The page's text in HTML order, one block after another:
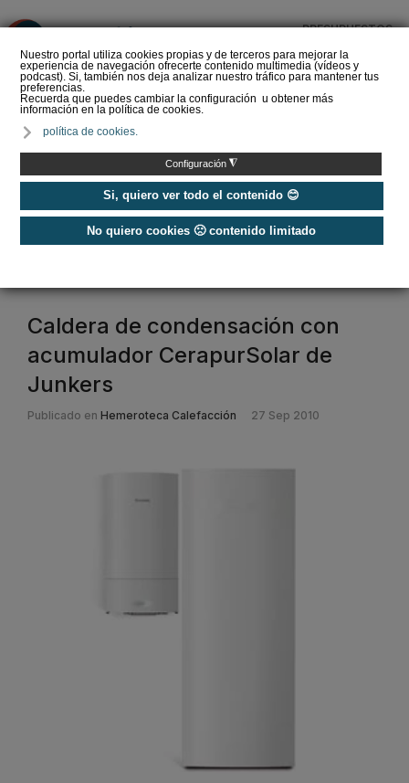
Nuestro portal utiliza cookies propias y de terceros para mejorar la
experiencia de navegación ofrecerte contenido multimedia (vídeos y
podcast). Si, también nos deja analizar nuestro tráfico para mantener tus
preferencias.
Recuerda que puedes cambiar la configuración u obtener más
información en la política de cookies.
política de cookies.
Configuración ◮
Si, quiero ver todo el contenido 😊
No quiero cookies 🙁 contenido limitado
PRESUPUESTOS
Acumuladores
Caldera de condensación con
acumulador CerapurSolar de
Junkers
Publicado en Hemeroteca Calefacción 27 Sep 2010